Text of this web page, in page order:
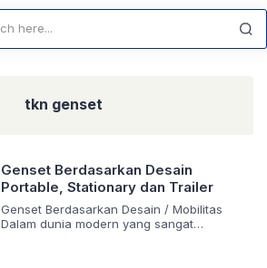
tkn genset
Genset Berdasarkan Desain
Portable, Stationary dan Trailer
Genset Berdasarkan Desain / Mobilitas
Dalam dunia modern yang sangat